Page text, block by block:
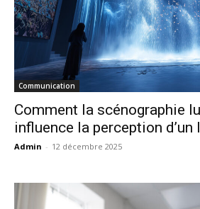
Communication
Comment la scénographie
influence la perception d’un
Admin - 12 décembre 2025